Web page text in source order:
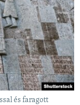
és faragott